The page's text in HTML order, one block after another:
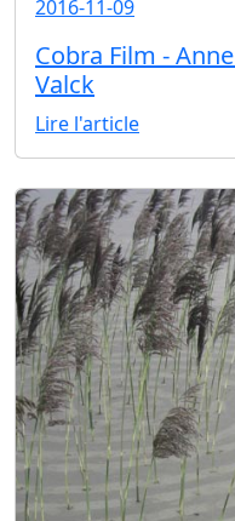
2016-11-09
Cobra Film -
Valck
Lire l'article